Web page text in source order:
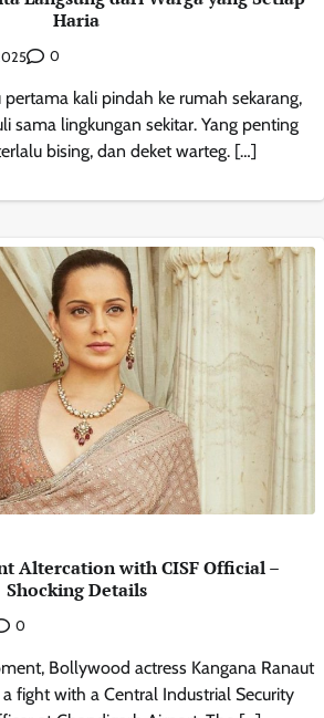
Haria
0
pertama kali pindah ke rumah sekarang,
sama lingkungan sekitar. Yang penting
bising, dan deket warteg. […]
Altercation with CISF Official –
Shocking Details
0
Bollywood actress Kangana Ranaut
fight with a Central Industrial Security